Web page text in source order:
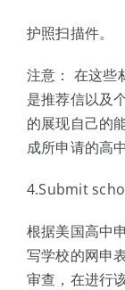
护照扫描件。
注意： 在这些
是推荐信以及
的展现自己的
成所申请的高
4.Submit
根据美国高中
写学校的网申
审查，在进行